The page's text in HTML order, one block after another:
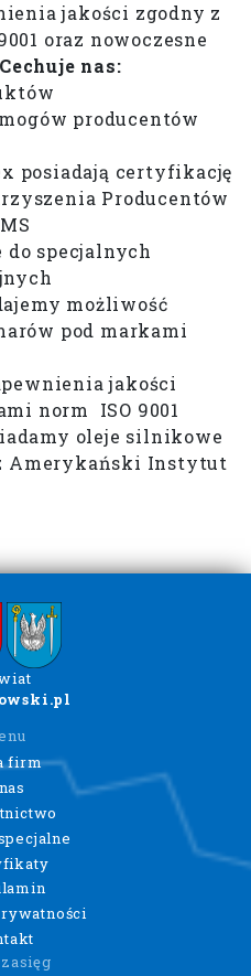
jakości zgodny z
oraz nowoczesne
Cechuje nas:
producentów
posiadają certyfikację
Producentów
do specjalnych
możliwość
pod markami
jakości
norm ISO 9001
oleje silnikowe
Amerykański Instytut
firm